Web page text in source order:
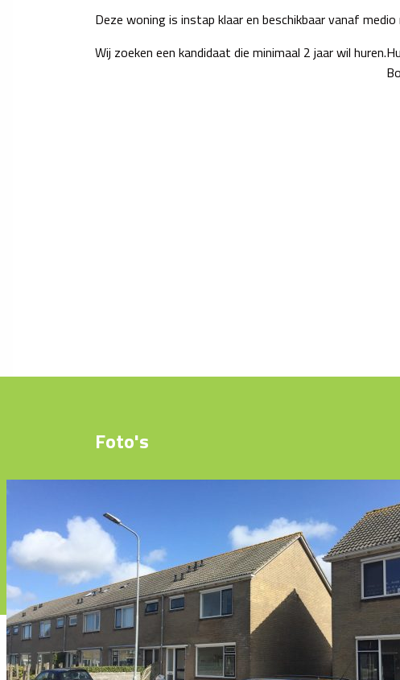
Deze woning is instap klaar en beschikbaar vanaf
Wij zoeken een kandidaat die minimaal 2 jaar wil huren.
Foto's